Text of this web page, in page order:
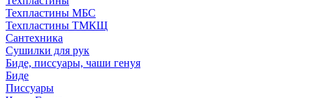
Техпластины МБС
Техпластины ТМКЩ
Сантехника
Сушилки для рук
Биде, писсуары, чаши генуя
Биде
Писсуары